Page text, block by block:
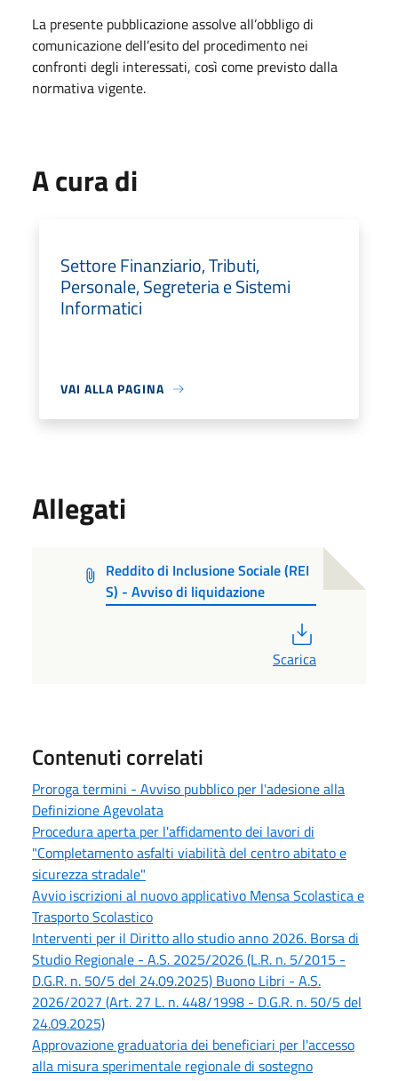
La presente pubblicazione assolve all’obbligo di
comunicazione dell’esito del procedimento nei
confronti degli interessati, così come previsto dalla
normativa vigente.
A cura di
Settore Finanziario, Tributi,
Personale, Segreteria e Sistemi
Informatici
VAI ALLA PAGINA
Allegati
Reddito di Inclusione Sociale (REI
S) - Avviso di liquidazione
Scarica
Contenuti correlati
Proroga termini - Avviso pubblico per l'adesione alla
Definizione Agevolata
Procedura aperta per l'affidamento dei lavori di
"Completamento asfalti viabilità del centro abitato e
sicurezza stradale"
Avvio iscrizioni al nuovo applicativo Mensa Scolastica e
Trasporto Scolastico
Interventi per il Diritto allo studio anno 2026. Borsa di
Studio Regionale - A.S. 2025/2026 (L.R. n. 5/2015 -
D.G.R. n. 50/5 del 24.09.2025) Buono Libri - A.S.
2026/2027 (Art. 27 L. n. 448/1998 - D.G.R. n. 50/5 del
24.09.2025)
Approvazione graduatoria dei beneficiari per l'accesso
alla misura sperimentale regionale di sostegno